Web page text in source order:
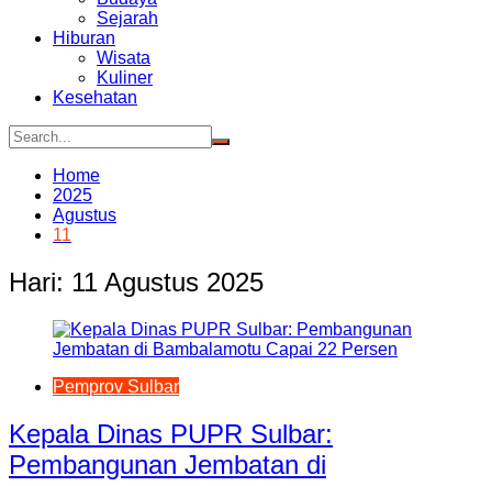
Sejarah
Hiburan
Wisata
Kuliner
Kesehatan
Home
2025
Agustus
11
Hari: 11 Agustus 2025
Pemprov Sulbar
Kepala Dinas PUPR Sulbar:
Pembangunan Jembatan di